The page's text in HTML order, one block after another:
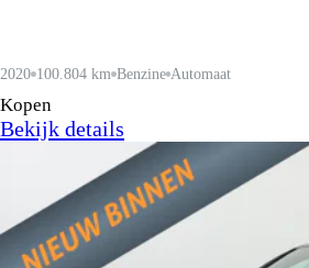
2020 100.804 km Benzine Automaat
Kopen
Bekijk details